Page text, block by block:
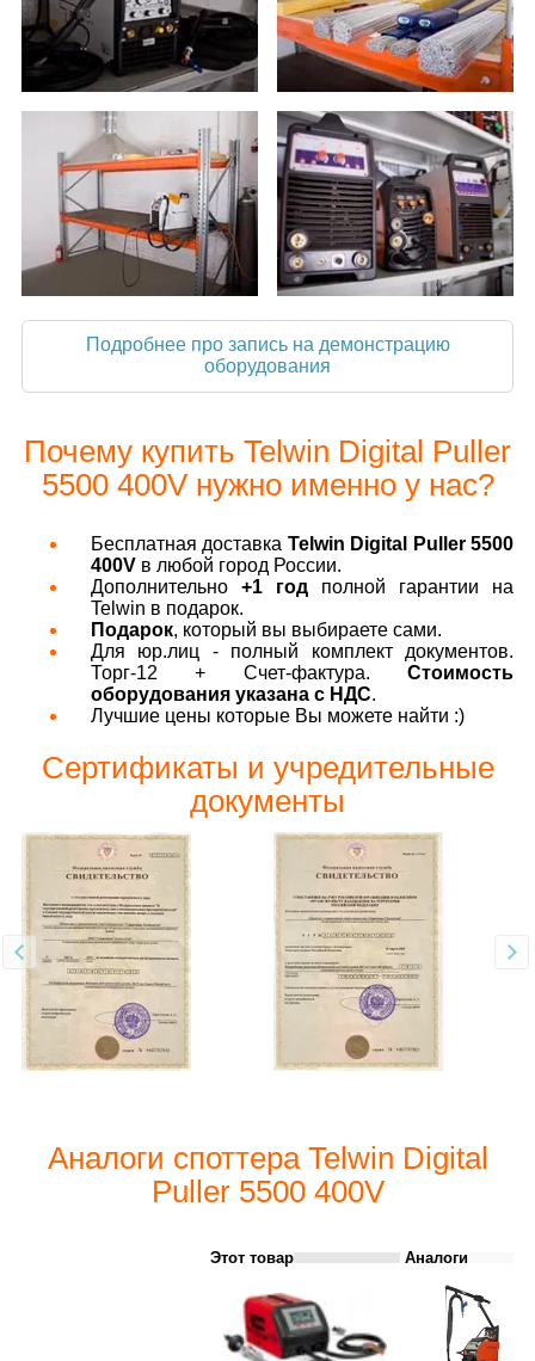
Подробнее про запись на демонстрацию
оборудования
Почему купить Telwin Digital Puller
5500 400V нужно именно у нас?
Бесплатная доставка Telwin Digital Puller 5500
400V в любой город России.
Дополнительно +1 год полной гарантии на
Telwin в подарок.
Подарок, который вы выбираете сами.
Для юр.лиц - полный комплект документов.
Торг-12 + Счет-фактура. Стоимость
оборудования указана с НДС.
Лучшие цены которые Вы можете найти :)
Сертификаты и учредительные
документы
Аналоги споттера Telwin Digital
Puller 5500 400V
Этот товар Аналоги